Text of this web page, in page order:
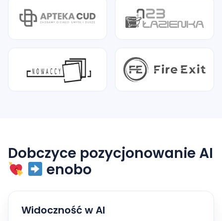
Dobczyce pozycjonowanie AI
enobo
Widoczność w AI